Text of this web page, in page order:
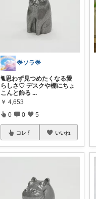
🌟ソラ🌟
🐈思わず見つめたくなる愛
らしさ♡ デスクや棚にちょ
こんと飾る ...
￥ 4,653
0 0 5
コレ いいね